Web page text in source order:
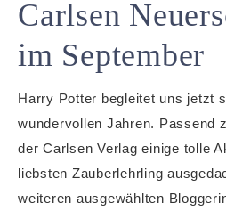
Carlsen
im September
Harry Potter begleitet uns jetzt
wundervollen Jahren. Passend
der Carlsen Verlag einige tolle
liebsten Zauberlehrling
weiteren ausgewählten